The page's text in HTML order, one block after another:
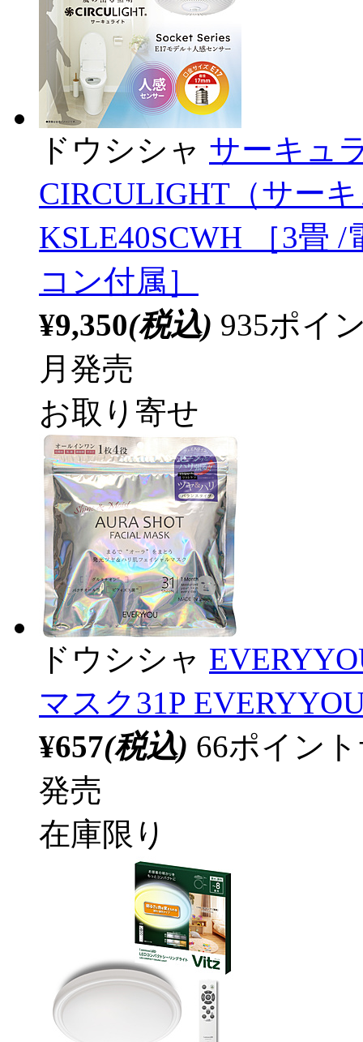
ドウシシャ サーキュ
CIRCULIGHT（サー
KSLE40SCWH ［3畳
コン付属］
¥9,350(税込) 935ポイ
月発売
お取り寄せ
ドウシシャ
マスク31P
¥657(税込) 66ポイン
発売
在庫限り